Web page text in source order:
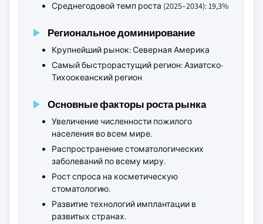
Среднегодовой темп роста (2025–2034): 19,3%
Региональное доминирование
Крупнейший рынок: Северная Америка
Самый быстрорастущий регион: Азиатско-
Тихоокеанский регион
Основные факторы роста рынка
Увеличение численности пожилого
населения во всем мире.
Распространение стоматологических
заболеваний по всему миру.
Рост спроса на косметическую
стоматологию.
Развитие технологий имплантации в
развитых странах.